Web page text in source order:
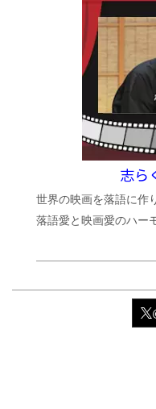
志ら
世界の映画を落語に作
落語愛と映画愛のハー